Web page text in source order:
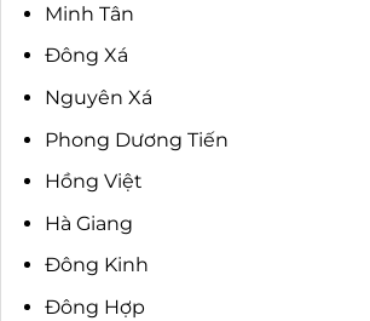
Minh Tân
Đông Xá
Nguyên Xá
Phong Dương Tiến
Hồng Việt
Hà Giang
Đông Kinh
Đông Hợp